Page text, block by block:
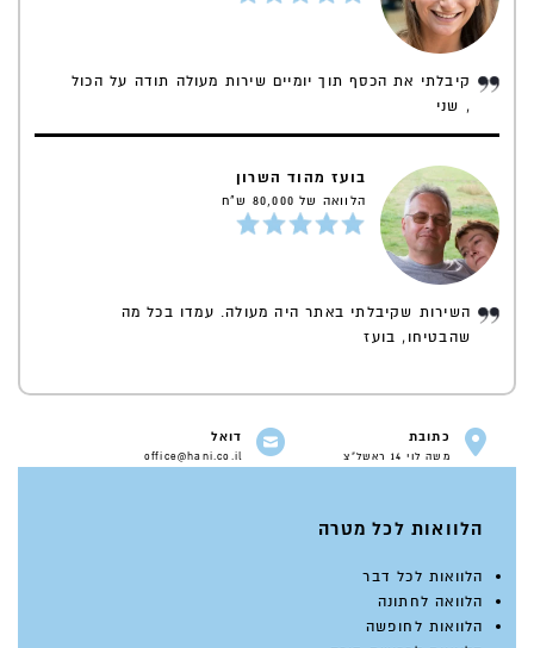
קיבלתי את הכסף תוך יומיים שירות מעולה תודה על הכול
, שני
בועז מהוד השרון
הלוואה של 80,000 ש"ח
השירות שקיבלתי באתר היה מעולה. עמדו בכל מה
שהבטיחו, בועז
כתובת
משה לוי 14 ראשל"צ
דואל
office@hani.co.il
הלוואות לכל מטרה
הלוואות לכל דבר
הלוואה לחתונה
הלוואות לחופשה